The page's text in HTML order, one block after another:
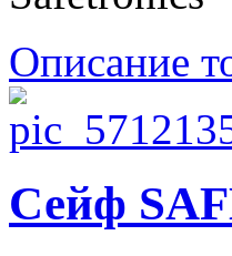
Описание
Сейф